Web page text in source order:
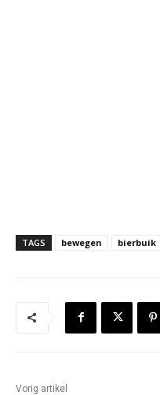
TAGS bewegen bierbuik
Vorig artikel